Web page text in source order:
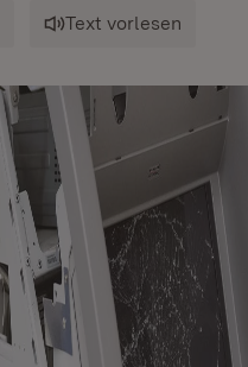
Text vorlesen